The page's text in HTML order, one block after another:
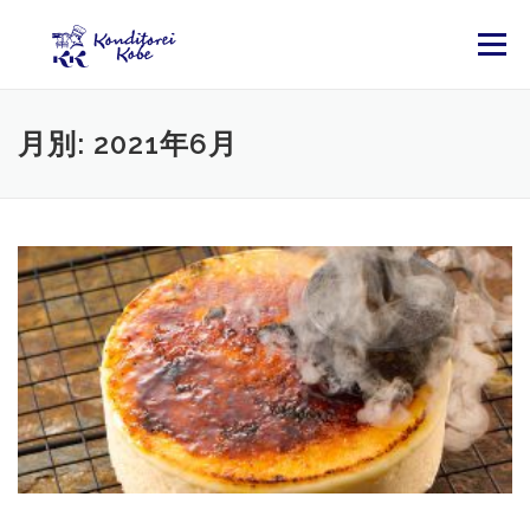
メニュー
月別: 2021年6月